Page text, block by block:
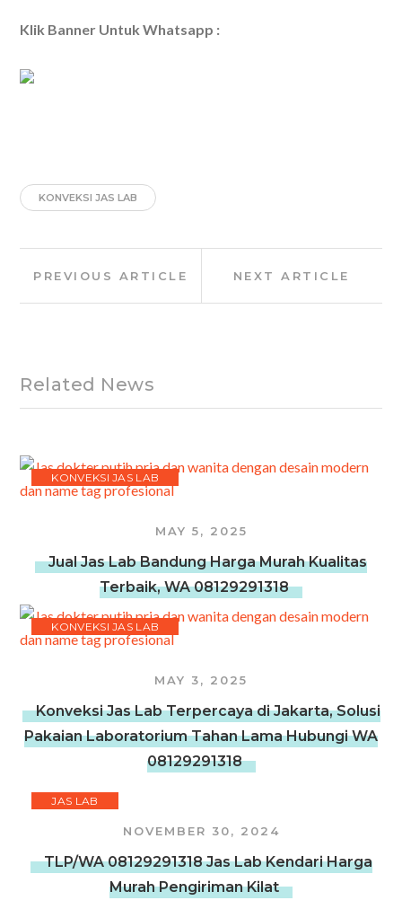
Klik Banner Untuk Whatsapp :
KONVEKSI JAS LAB
navigation
PREVIOUS ARTICLE NEXT ARTICLE
Related News
KONVEKSI JAS LAB
MAY 5, 2025
Jual Jas Lab Bandung Harga Murah Kualitas
Terbaik, WA 08129291318
KONVEKSI JAS LAB
MAY 3, 2025
Konveksi Jas Lab Terpercaya di Jakarta, Solusi
Pakaian Laboratorium Tahan Lama Hubungi WA
08129291318
JAS LAB
NOVEMBER 30, 2024
TLP/WA 08129291318 Jas Lab Kendari Harga
Murah Pengiriman Kilat